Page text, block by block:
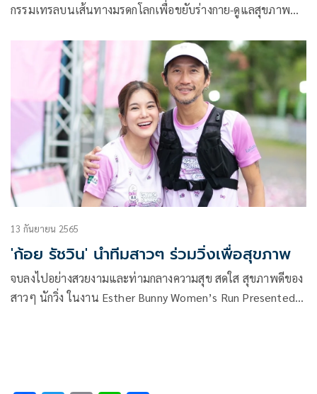
กรรมเทรลบนเส้นทางมรดกโลกเพื่อขยับร่างกาย-ดูแลสุขภาพ
13 กันยายน 2565
'ก้อย รัชวิน' นำทีมสาวๆ ร่วมวิ่งเพื่อสุขภาพ
จบลงไปอย่างสวยงามและท่ามกลางความสุข สดใส สุขภาพดีของ
สาวๆ นักวิ่ง ในงาน Esther Bunny Women’s Run Presented